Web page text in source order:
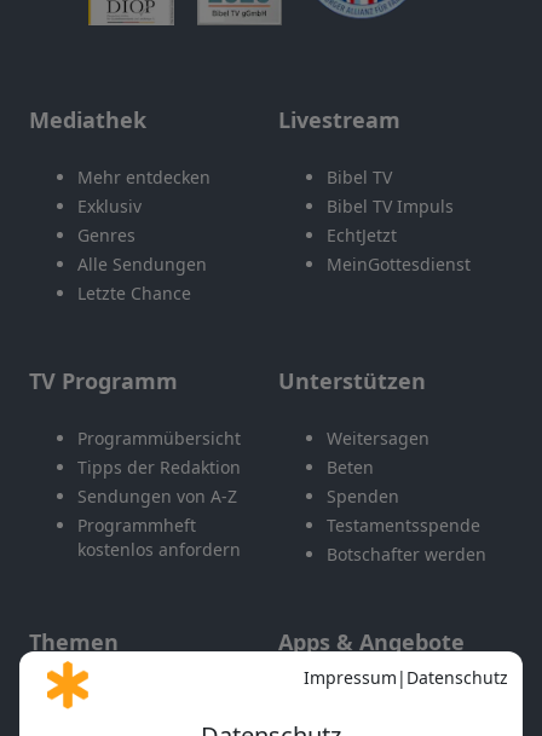
Mediathek
Mehr entdecken
Exklusiv
Genres
Alle Sendungen
Letzte Chance
Livestream
Bibel TV
Bibel TV Impuls
EchtJetzt
MeinGottesdienst
TV Programm
Programmübersicht
Tipps der Redaktion
Sendungen von A-Z
Programmheft
kostenlos anfordern
Unterstützen
Weitersagen
Beten
Spenden
Testamentsspende
Botschafter werden
Themen
Gott und Bibel erklärt
Apps & Angebote
Mobile App